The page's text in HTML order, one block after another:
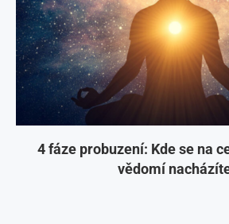
4 fáze probuzení: Kde se na
vědomí